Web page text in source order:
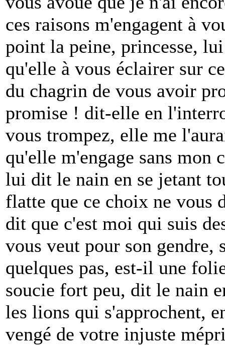
ces raisons m'engagent à
point la peine, princesse,
qu'elle à vous éclairer sur
du chagrin de vous avoir
promise ! dit-elle en
vous trompez, elle me
qu'elle m'engage sans mon
lui dit le nain en se jetant
flatte que ce choix ne vous
dit que c'est moi qui suis
vous veut pour son gendre,
quelques pas, est-il une
soucie fort peu, dit le nain
les lions qui s'approchent,
vengé de votre injuste